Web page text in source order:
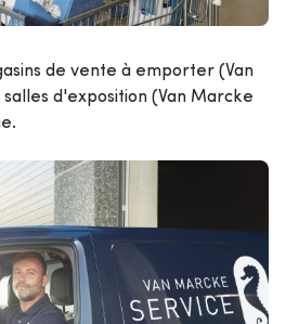
de vente à emporter (Van
d'exposition (Van Marcke